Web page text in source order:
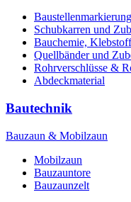
Baustellenmarkierung
Schubkarren und
Bauchemie,
Quellbänder und
Rohrverschlüsse &
Abdeckmaterial
Bautechnik
Bauzaun & Mobilzaun
Mobilzaun
Bauzauntore
Bauzaunzelt